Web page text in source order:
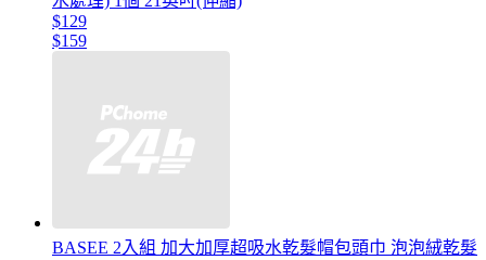
$129
$159
BASEE 2入組 加大加厚超吸水乾髮帽包頭巾 泡泡絨乾髮